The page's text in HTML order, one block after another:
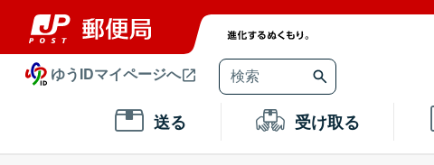
ゆうIDマイページへ
送る 受け取る